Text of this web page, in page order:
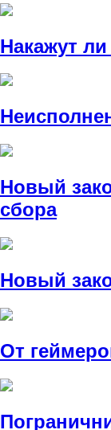
Накажут
Новый
сбора
Новый
От